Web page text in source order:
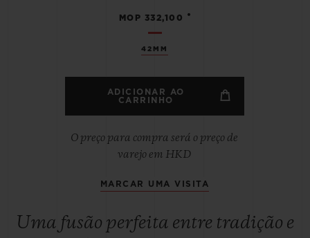
42MM
MOP 332,100 •
ADICIONAR AO
CARRINHO
O preço para compra será o preço de
varejo em HKD
MARCAR UMA VISITA
Uma fusão perfeita entre tradição e